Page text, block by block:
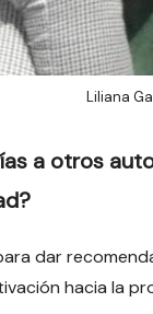
Liliana
a otros
dar
hacia la